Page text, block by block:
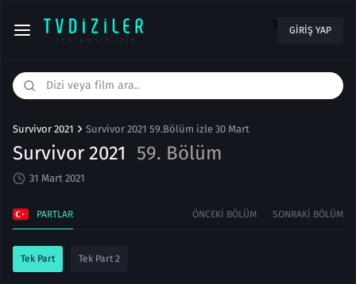
1 GIRIŞ YAP
Survivor 2021 Survivor 2021 59.Bölüm izle 30 Mart
Survivor 2021 59. Bölüm
31 Mart 2021
PARTLAR ÖNCEKI BÖLÜM SONRAKI BÖLÜM
Tek Part Tek Part 2